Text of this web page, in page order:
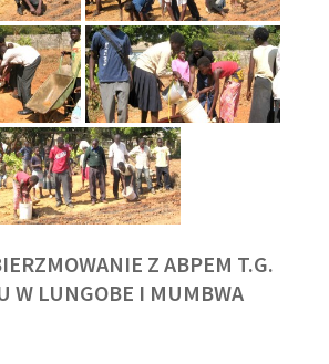
Z ABPEM T.G.
W LUNGOBE I MUMBWA